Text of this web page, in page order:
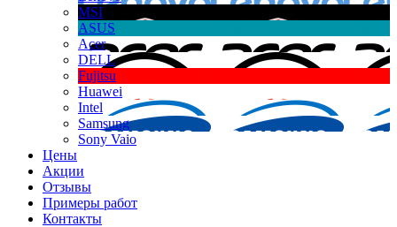
MSI
ASUS
Acer
DELL
Fujitsu
Huawei
Intel
Samsung
Sony Vaio
Цены
Акции
Отзывы
Примеры работ
Контакты